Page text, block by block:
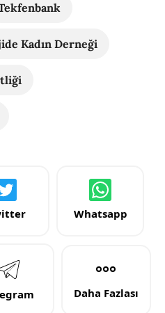
Kadın Derneği
Whatsapp
Daha Fazlası